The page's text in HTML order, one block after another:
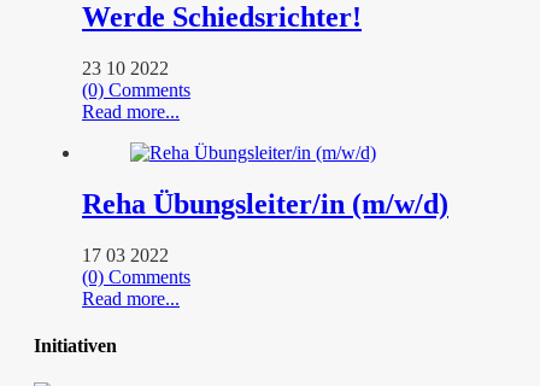
Werde Schiedsrichter!
23 10 2022
(0) Comments
Read more...
Reha Übungsleiter/in (m/w/d)
17 03 2022
(0) Comments
Read more...
Initiativen